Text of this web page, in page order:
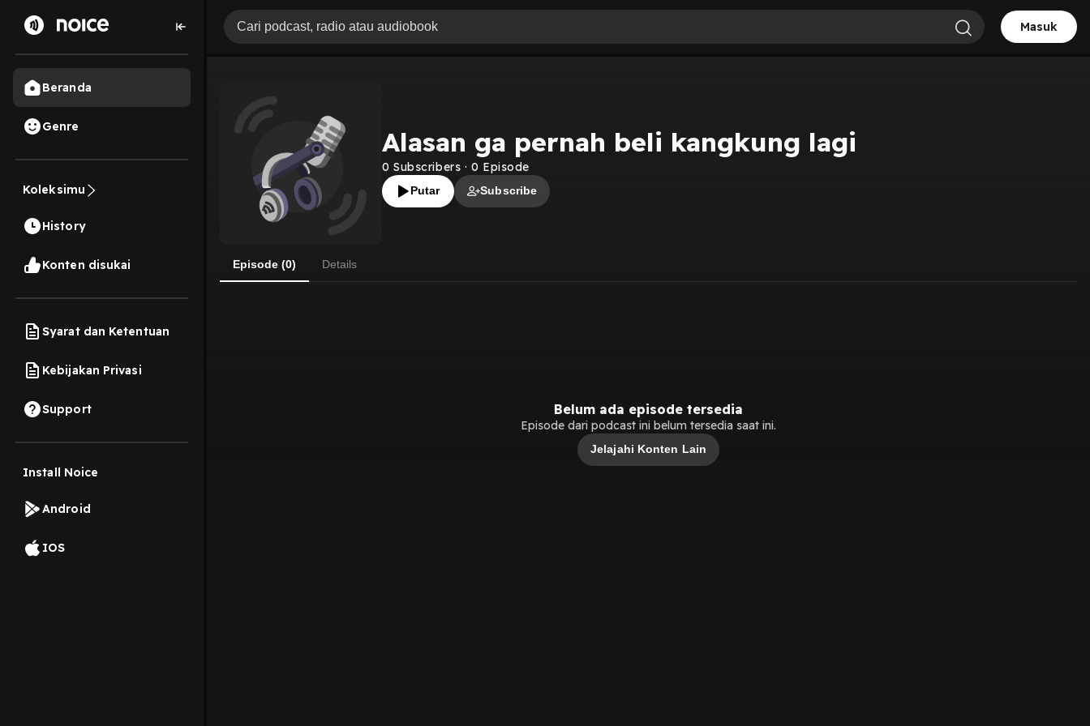
Beranda
Genre
Koleksimu
History
Konten disukai
Syarat dan Ketentuan
Kebijakan Privasi
Support
Install Noice
Android
IOS
Masuk
Alasan ga pernah beli kangkung lagi
0 Subscribers · 0 Episode
Putar Subscribe
Episode (0) Details
Belum ada episode tersedia
Episode dari podcast ini belum tersedia saat ini.
Jelajahi Konten Lain